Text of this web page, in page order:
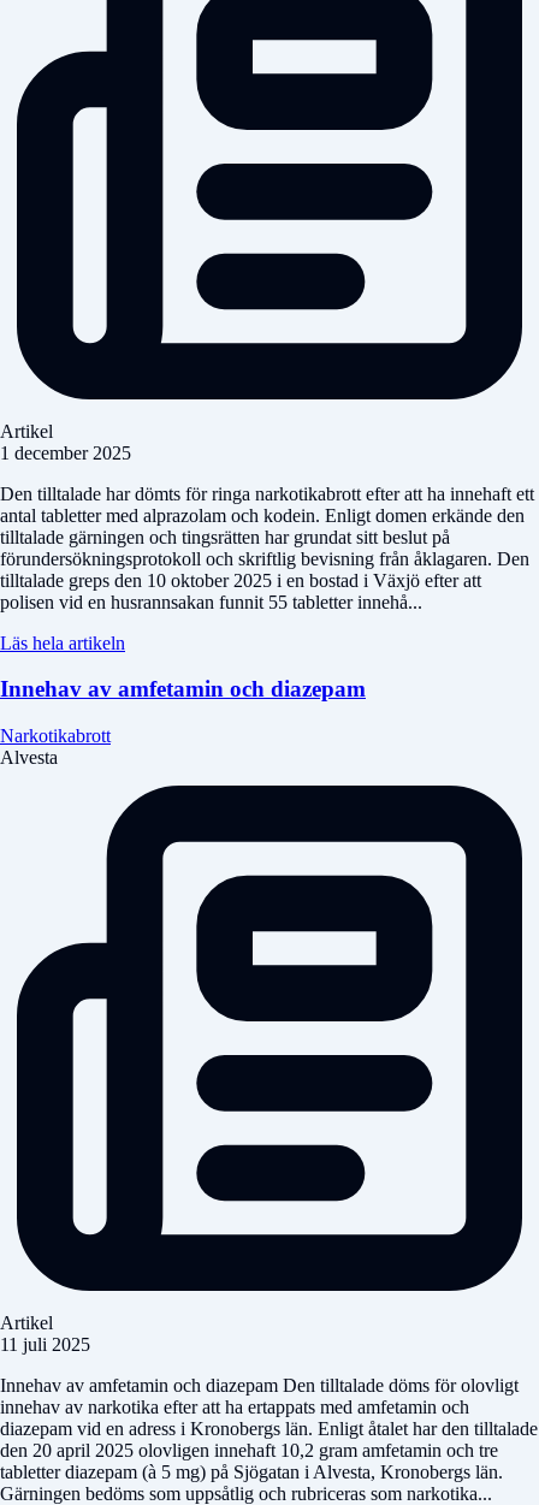
Artikel
1 december 2025
Den tilltalade har dömts för ringa narkotikabrott efter att ha innehaft ett
antal tabletter med alprazolam och kodein. Enligt domen erkände den
tilltalade gärningen och tingsrätten har grundat sitt beslut på
förundersökningsprotokoll och skriftlig bevisning från åklagaren. Den
tilltalade greps den 10 oktober 2025 i en bostad i Växjö efter att
polisen vid en husrannsakan funnit 55 tabletter innehå...
Läs hela artikeln
Innehav av amfetamin och diazepam
Narkotikabrott
Alvesta
Artikel
11 juli 2025
Innehav av amfetamin och diazepam Den tilltalade döms för olovligt
innehav av narkotika efter att ha ertappats med amfetamin och
diazepam vid en adress i Kronobergs län. Enligt åtalet har den tilltalade
den 20 april 2025 olovligen innehaft 10,2 gram amfetamin och tre
tabletter diazepam (à 5 mg) på Sjögatan i Alvesta, Kronobergs län.
Gärningen bedöms som uppsåtlig och rubriceras som narkotika...